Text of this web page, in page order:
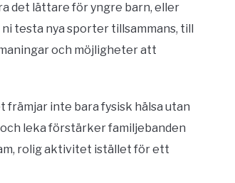
det lättare för yngre barn, eller
testa nya sporter tillsammans, till
och möjligheter att
främjar inte bara fysisk hälsa utan
leka förstärker familjebanden
rolig aktivitet istället för ett